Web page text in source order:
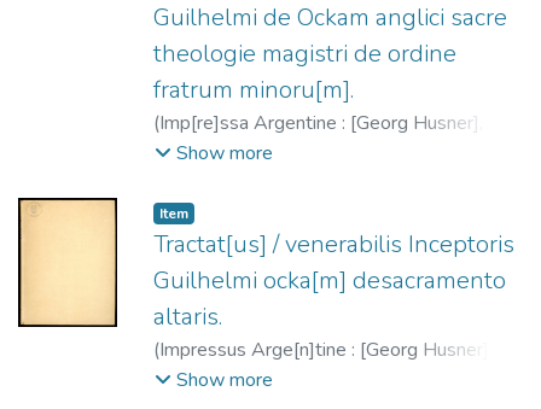
Guilhelmi de Ockam anglici sacre
theologie magistri de ordine
fratrum minoru[m].
(Imp[re]ssa Argentine : [Georg Husner],
1491-01-06)
1506
Show more
Item
Tractat[us] / venerabilis Inceptoris
Guilhelmi ocka[m] desacramento
altaris.
(Impressus Arge[n]tine : [Georg Husner],
1491-06-01)
Show more